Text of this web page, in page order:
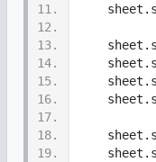
11.
12.
13.
14.
15.
16.
17.
18.
19.